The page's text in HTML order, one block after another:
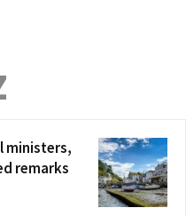
ministers,
remarks